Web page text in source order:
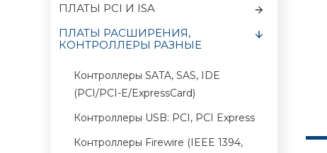
ПЛАТЫ PCI И ISA
ПЛАТЫ РАСШИРЕНИЯ,
КОНТРОЛЛЕРЫ РАЗНЫЕ
Контроллеры SATA, SAS, IDE
(PCI/PCI-E/ExpressCard)
Контроллеры USB: PCI, PCI Express
Контроллеры Firewire (IEEE 1394,